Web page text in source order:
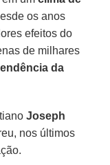
os anos
efeitos do
de milhares
da
Joseph
nos últimos